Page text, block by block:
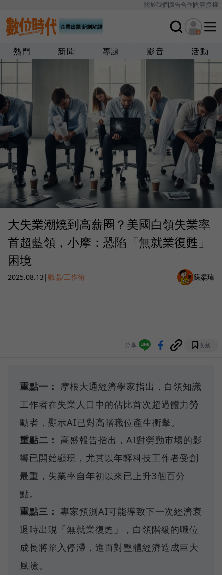
關於我們廣告合作內容授權
熱門 新聞 專題 影音 活動
大失業潮燒到高薪圈？美國白領失業率
首超藍領，小摩：恐陷「無就業復甦」
困境
2025.08.13 |職場/工作術 蘇柔瑋
分享 收藏
重點一：
摩根大通經濟學家指出，白領知識
工作者在失業人口中的佔比首次超過體力勞
動者，顯示AI已對高階職位產生衝擊。
重點二：
高盛報告指出，AI對勞動市場的影
響已開始顯現，尤其以年輕科技工作者受創
最重，失業率自年初以來已上升3個百分
點。
重點三： 專家預測AI可能導致下一次經濟衰
退時出現「無就業復甦」，白領階級的職位
成長將陷入停滯，進而對整體經濟造成巨大
風險。